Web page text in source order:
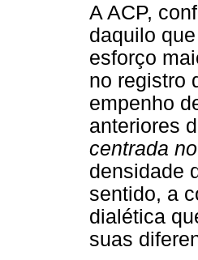
A ACP,
daquilo
esforço
no registro
empenho
anteriores
centrada
densidade
sentido, a
dialética
suas